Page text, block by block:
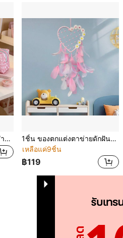
1 ชิ้น กระเป๋าเครื่องสำอางสำหรับผู้หญิง, กระเป๋าแต่งหน้าลายดอกบ๊วยและขนนกสร้างสรรค์, กระเป๋าเก็บเครื่องสำอางและของใช้ในห้องน้ำอเนกประสงค์
1ชิ้น ของตกแต่งตาข่ายดักฝันเดซี่รูปหัวใจ, กระดิ่งลมขนนกสีชมพูและขาวสำหรับแขวนผนังสำหรับตกแต่งบ้าน, หอพัก
เหลือแค่9ชิ้น
฿119